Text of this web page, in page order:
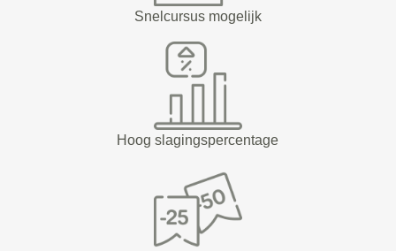
Snelcursus mogelijk
Hoog slagingspercentage